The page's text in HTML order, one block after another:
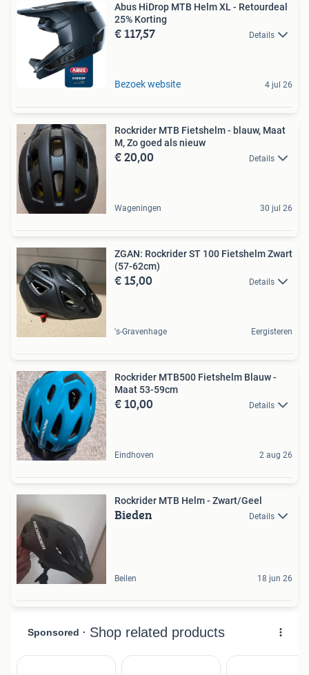
Abus HiDrop MTB Helm XL - Retourdeal
25% Korting
€ 117,57 Details
Bezoek website 4 jul 26
Rockrider MTB Fietshelm - blauw, Maat
M, Zo goed als nieuw
€ 20,00 Details
Wageningen 30 jul 26
ZGAN: Rockrider ST 100 Fietshelm Zwart
(57-62cm)
€ 15,00 Details
's-Gravenhage Eergisteren
Rockrider MTB500 Fietshelm Blauw -
Maat 53-59cm
€ 10,00 Details
Eindhoven 2 aug 26
Rockrider MTB Helm - Zwart/Geel
Bieden Details
Beilen 18 jun 26